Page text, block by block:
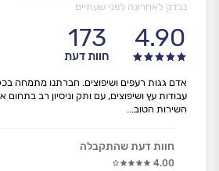
נבדק לאחרונה לפני שעתיים
4.90
173
חוות דעת
אדם גגות רעפים ושיפוצים. חברתנו מתמחה
עבודות עץ ושיפוצים, עם ותק וניסיון רב בתחום
השירות הטוב...
חוות דעת שהתקבלה
4.00